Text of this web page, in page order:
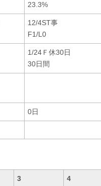
23.3%
12/4ST事
F1/L0
1/24Ｆ休30日
30日間
0日
3 4